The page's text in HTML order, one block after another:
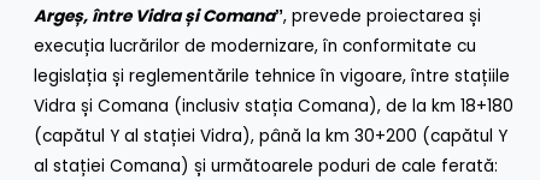
Argeș, între Vidra și Comanaˮ, prevede proiectarea și
execuția lucrărilor de modernizare, în conformitate cu
legislația și reglementările tehnice în vigoare, între stațiile
Vidra și Comana (inclusiv stația Comana), de la km 18+180
(capătul Y al stației Vidra), până la km 30+200 (capătul Y
al stației Comana) și următoarele poduri de cale ferată: